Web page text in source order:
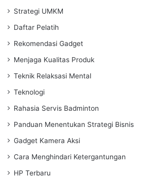
Strategi UMKM
Daftar Pelatih
Rekomendasi Gadget
Menjaga Kualitas Produk
Teknik Relaksasi Mental
Teknologi
Rahasia Servis Badminton
Panduan Menentukan Strategi Bisnis
Gadget Kamera Aksi
Cara Menghindari Ketergantungan
HP Terbaru